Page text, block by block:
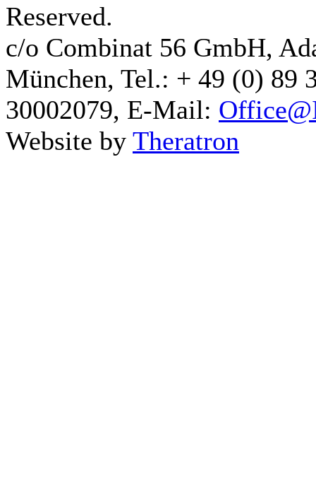
Reserved.
c/o Combinat 56 GmbH,
München, Tel.: + 49 (0) 89
30002079, E-Mail:
Website by Theratron